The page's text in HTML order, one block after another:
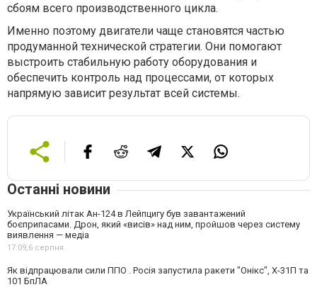
сбоям всего производственного цикла.
Именно поэтому двигатели чаще становятся частью
продуманной технической стратегии. Они помогают
выстроить стабильную работу оборудования и
обеспечить контроль над процессами, от которых
напрямую зависит результат всей системы.
Останні новини
Український літак Ан-124 в Лейпцигу був завантажений
боєприпасами. Дрон, який «висів» над ним, пройшов через систему
виявлення — медіа
17:09,6 серпня
Як відпрацювали сили ППО . Росія запустила ракети "Онікс", Х-31П та
101 БпЛА